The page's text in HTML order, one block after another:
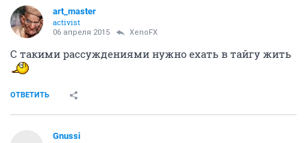
art_master
activist
06 апреля 2015 XenoFX
C такими рассуждениями нужно ехать в тайгу жить
ОТВЕТИТЬ
Gnussi